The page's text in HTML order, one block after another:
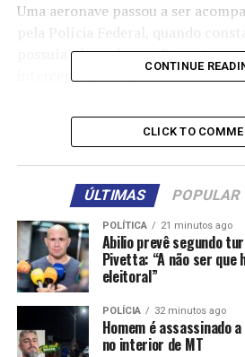
Uma aeronave passou a ser
pela Polícia Federal, quando
possuía plano de voo. Durante
interceptação, o piloto da
Munduruku, no Estado do Pará.
bolivianos, apresentavam lesões
socorridos por uma equipe do
Hospital Municipal de Alta Floresta.
A droga apreendida foi
Federal para registro do boletim
CONTINUE
CLICK TO
ÚLTIMAS POPULAR
POLÍTICA 21 minutos ago
Abilio prevê segundo
Pivetta: “A não ser que
eleitoral”
POLÍCIA 32 minutos ago
Homem é assassinado
no interior de MT